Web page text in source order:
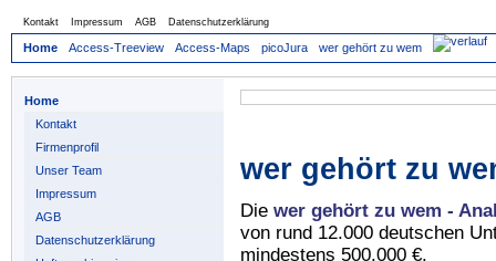
Kontakt Impressum AGB Datenschutzerklärung
Home Access-Treeview Access-Maps picoJura wer gehört zu wem
Home
Kontakt
Firmenprofil
Unser Team
Impressum
AGB
Datenschutzerklärung
wer gehört zu
Die wer gehört zu wem -
von rund 12.000 deutschen
mindestens 500.000 €.